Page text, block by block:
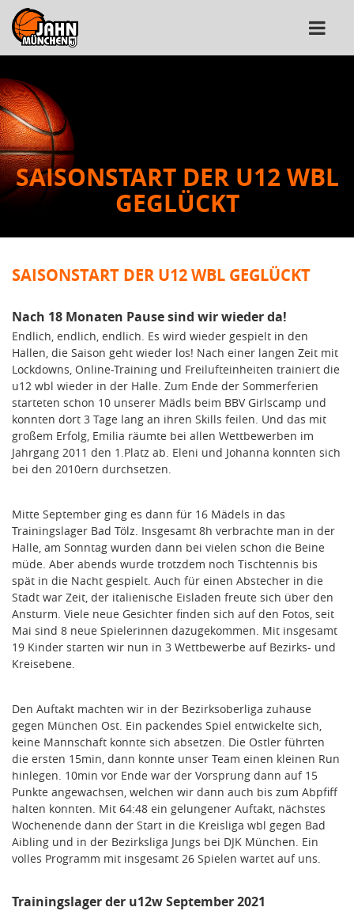
SAISONSTART DER U12 WBL
GEGLÜCKT
SAISONSTART DER U12 WBL GEGLÜCKT
Nach 18 Monaten Pause sind wir wieder da!
Endlich, endlich, endlich. Es wird wieder gespielt in den
Hallen, die Saison geht wieder los! Nach einer langen Zeit mit
Lockdowns, Online-Training und Freilufteinheiten trainiert die
u12 wbl wieder in der Halle. Zum Ende der Sommerferien
starteten schon 10 unserer Mädls beim BBV Girlscamp und
konnten dort 3 Tage lang an ihren Skills feilen. Und das mit
großem Erfolg, Emilia räumte bei allen Wettbewerben im
Jahrgang 2011 den 1.Platz ab. Eleni und Johanna konnten sich
bei den 2010ern durchsetzen.
Mitte September ging es dann für 16 Mädels in das
Trainingslager Bad Tölz. Insgesamt 8h verbrachte man in der
Halle, am Sonntag wurden dann bei vielen schon die Beine
müde. Aber abends wurde trotzdem noch Tischtennis bis
spät in die Nacht gespielt. Auch für einen Abstecher in die
Stadt war Zeit, der italienische Eisladen freute sich über den
Ansturm. Viele neue Gesichter finden sich auf den Fotos, seit
Mai sind 8 neue Spielerinnen dazugekommen. Mit insgesamt
19 Kinder starten wir nun in 3 Wettbewerbe auf Bezirks- und
Kreisebene.
Den Auftakt machten wir in der Bezirksoberliga zuhause
gegen München Ost. Ein packendes Spiel entwickelte sich,
keine Mannschaft konnte sich absetzen. Die Ostler führten
die ersten 15min, dann konnte unser Team einen kleinen Run
hinlegen. 10min vor Ende war der Vorsprung dann auf 15
Punkte angewachsen, welchen wir dann auch bis zum Abpfiff
halten konnten. Mit 64:48 ein gelungener Auftakt, nächstes
Wochenende dann der Start in die Kreisliga wbl gegen Bad
Aibling und in der Bezirksliga Jungs bei DJK München. Ein
volles Programm mit insgesamt 26 Spielen wartet auf uns.
Trainingslager der u12w September 2021